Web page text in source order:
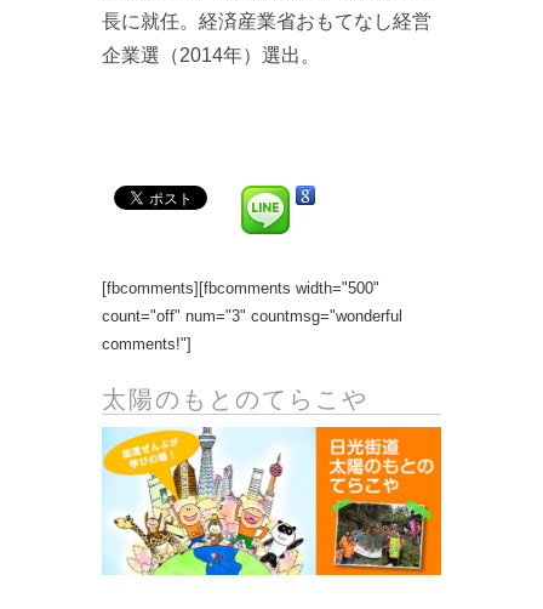
長に就任。経済産業省おもてなし経営
企業選（2014年）選出。
[fbcomments][fbcomments width="500"
count="off" num="3" countmsg="wonderful
comments!"]
太陽のもとのてらこや